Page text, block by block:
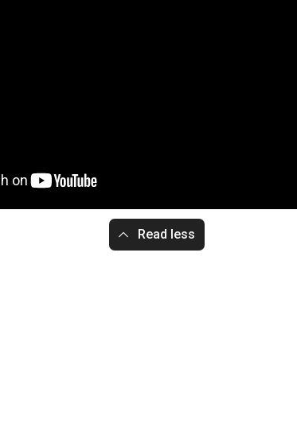
Read less